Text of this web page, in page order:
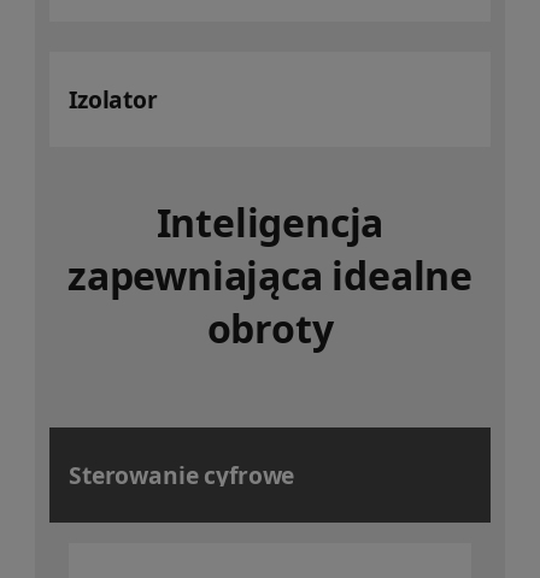
Izolator
Inteligencja
zapewniająca idealne
obroty
Sterowanie cyfrowe